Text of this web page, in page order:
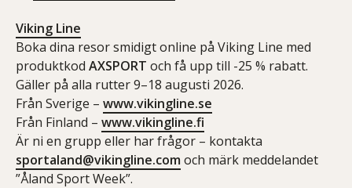
Viking Line
Boka dina resor smidigt online på Viking Line med
produktkod AXSPORT och få upp till -25 % rabatt.
Gäller på alla rutter 9–18 augusti 2026.
Från Sverige – www.vikingline.se
Från Finland – www.vikingline.fi
Är ni en grupp eller har frågor – kontakta
sportaland@vikingline.comoch märk meddelandet
”Åland Sport Week”.